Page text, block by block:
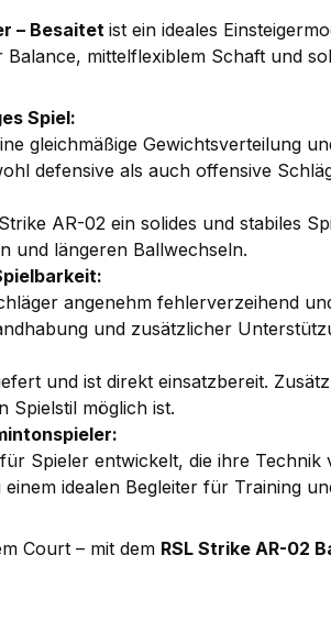
– Besaitet ist ein ideales
mittelflexiblem Schaft und
Spiel:
gleichmäßige Gewichtsverteilung
defensive als auch offensive
AR-02 ein solides und stabiles
und längeren Ballwechseln.
angenehm fehlerverzeihend
und zusätzlicher
und ist direkt einsatzbereit.
Spielstil möglich ist.
Spieler entwickelt, die ihre
idealen Begleiter für Training
Court – mit dem RSL Strike AR-02